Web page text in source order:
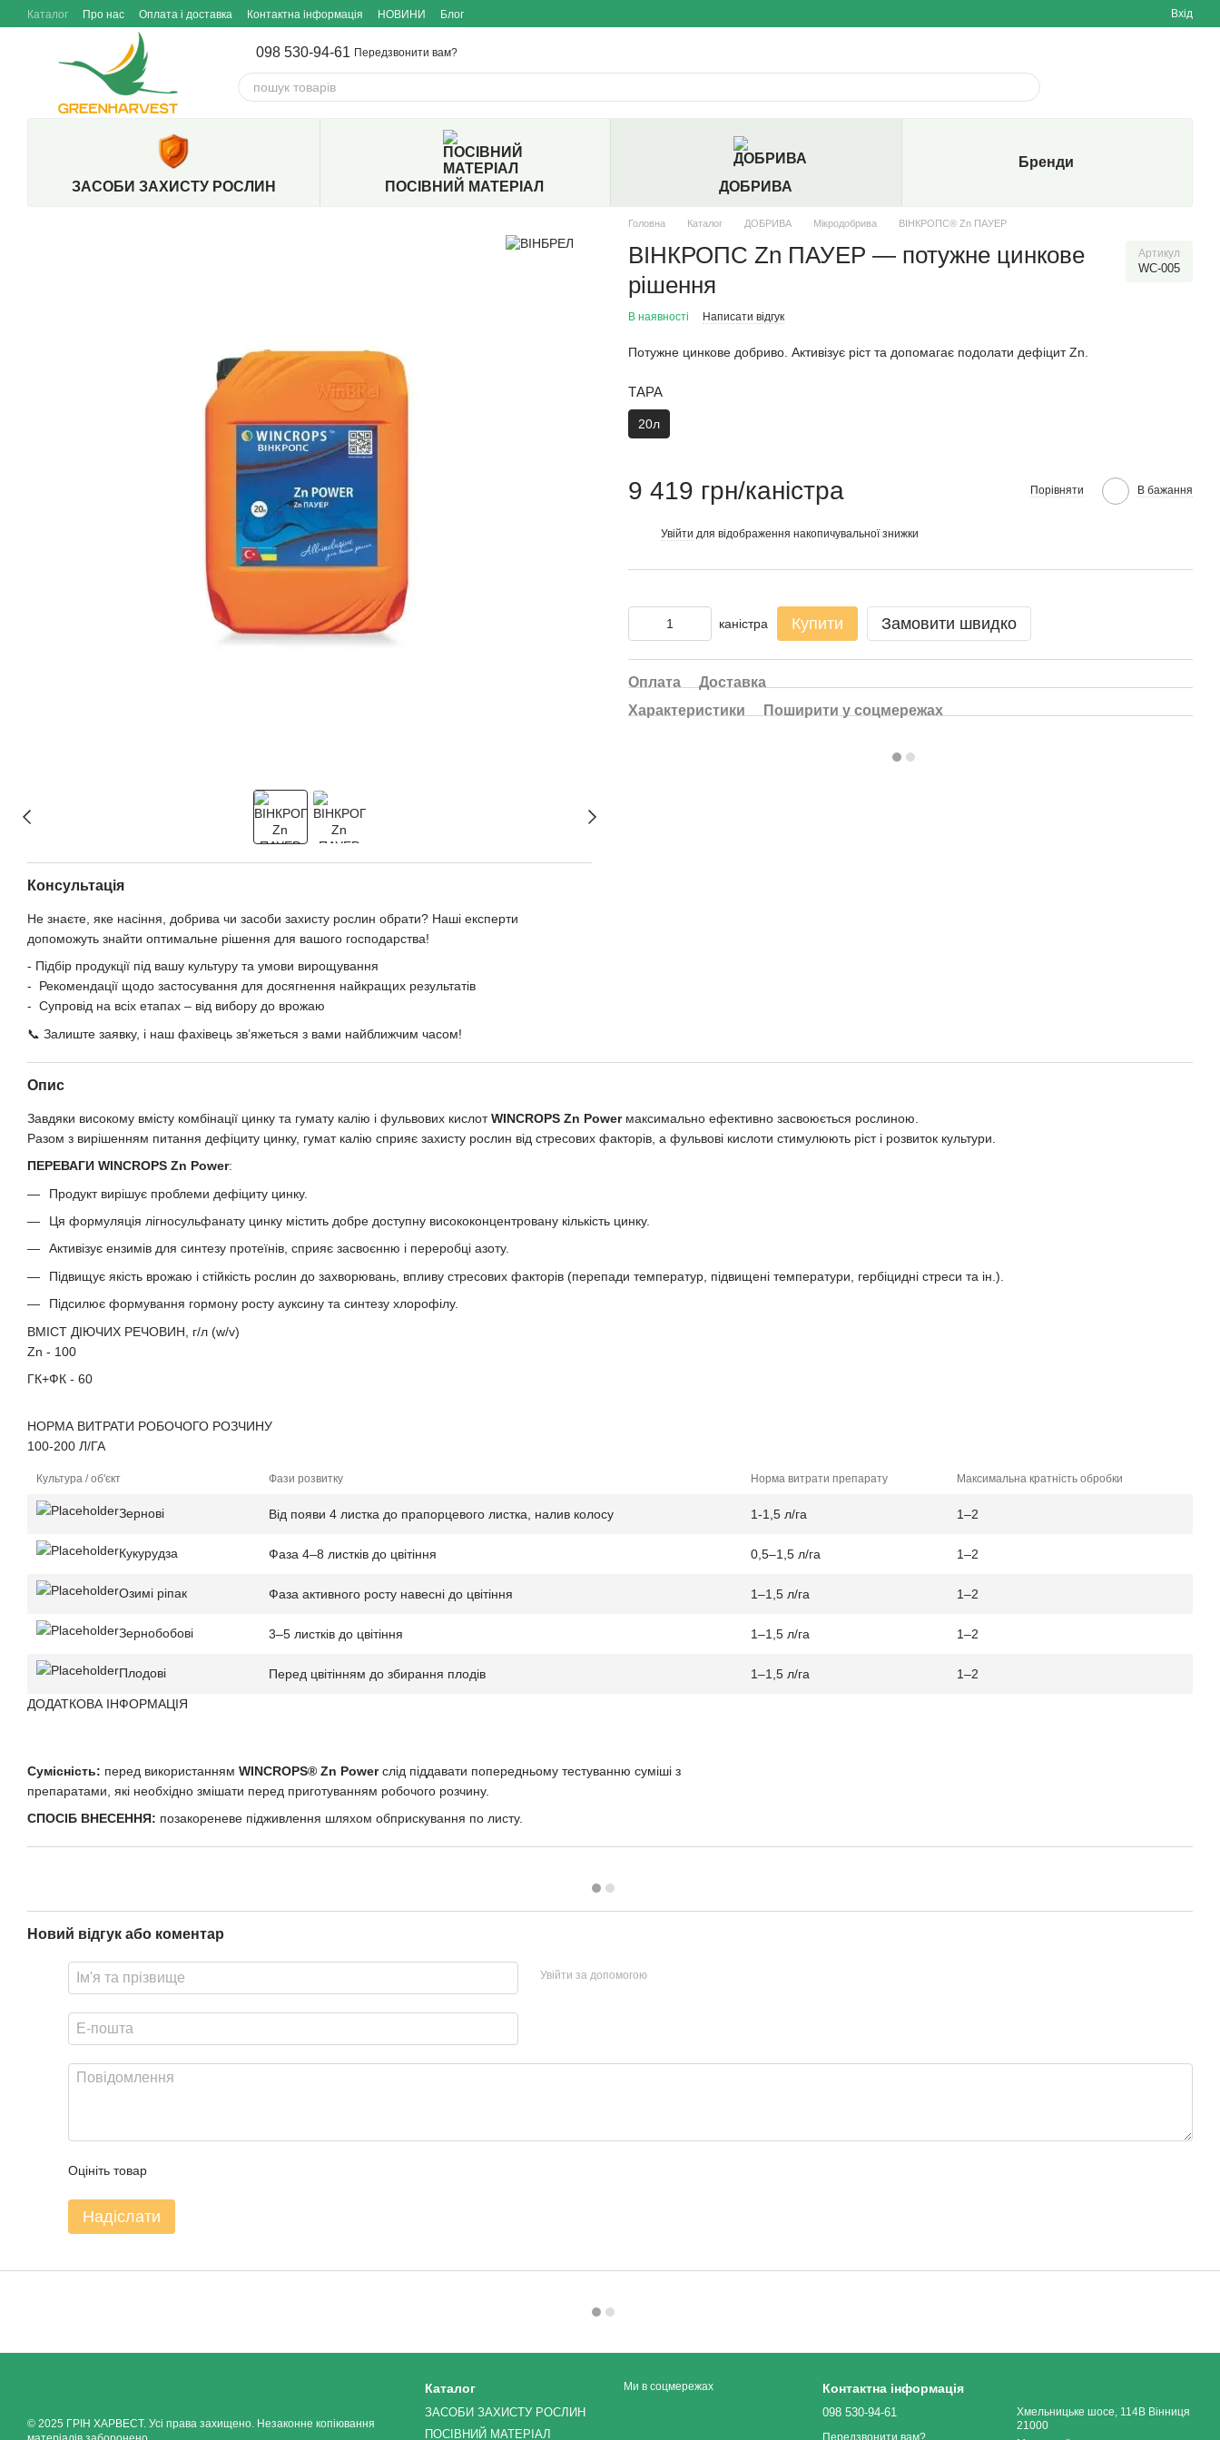
Перейти до основного контенту
Каталог Про нас Оплата і доставка Контактна інформація НОВИНИ Блог Вхід
098 530-94-61 Передзвонити вам?
ЗАСОБИ ЗАХИСТУ РОСЛИН ПОСІВНИЙ МАТЕРІАЛ ДОБРИВА
Бренди
Консультація
Не знаєте, яке насіння, добрива чи засоби захисту рослин обрати? Наші експерти
допоможуть знайти оптимальне рішення для вашого господарства!
- Підбір продукції під вашу культуру та умови вирощування
- Рекомендації щодо застосування для досягнення найкращих результатів
- Супровід на всіх етапах – від вибору до врожаю
📞 Залиште заявку, і наш фахівець зв’яжеться з вами найближчим часом!
Головна Каталог ДОБРИВА Мікродобрива ВІНКРОПС® Zn ПАУЕР
ВІНКРОПС Zn ПАУЕР — потужне цинкове
рішення
Артикул
WC-005
В наявності Написати відгук
Потужне цинкове добриво. Активізує ріст та допомагає подолати дефіцит Zn.
ТАРА
20л
9 419 грн/каністра Порівняти В бажання
Увійти для відображення накопичувальної знижки
каністра Купити Замовити швидко
Оплата
Доставка
Характеристики
Поширити у соцмережах
Опис
Завдяки високому вмісту комбінації цинку та гумату калію і фульвових кислотWINCROPS Zn Powerмаксимально ефективно засвоюється рослиною.
Разом з вирішенням питання дефіциту цинку, гумат калію сприяє захисту рослин від стресових факторів, а фульвові кислоти стимулюють ріст і розвиток культури.
ПЕРЕВАГИ WINCROPS Zn Power:
Продукт вирішує проблеми дефіциту цинку.
Ця формуляція лігносульфанату цинку містить добре доступну висококонцентровану кількість цинку.
Активізує ензимів для синтезу протеїнів, сприяє засвоєнню і переробці азоту.
Підвищує якість врожаю і стійкість рослин до захворювань, впливу стресових факторів (перепади температур, підвищені температури, гербіцидні стреси та ін.).
Підсилює формування гормону росту ауксину та синтезу хлорофілу.
ВМІСТ ДІЮЧИХ РЕЧОВИН, г/л (w/v)
Zn - 100
ГК+ФК - 60
НОРМА ВИТРАТИ РОБОЧОГО РОЗЧИНУ
100-200 Л/ГА
Культура / об'єкт Фази розвитку Норма витрати препарату Максимальна кратність обробки
Зернові Від появи 4 листка до прапорцевого листка, налив колосу 1-1,5 л/га 1–2
Кукурудза Фаза 4–8 листків до цвітіння 0,5–1,5 л/га 1–2
Озимі ріпак Фаза активного росту навесні до цвітіння 1–1,5 л/га 1–2
Зернобобові 3–5 листків до цвітіння 1–1,5 л/га 1–2
Плодові Перед цвітінням до збирання плодів 1–1,5 л/га 1–2
ДОДАТКОВА ІНФОРМАЦІЯ
Cумісність: перед використанням WINCROPS® Zn Power слід піддавати попередньому тестуванню суміші з
препаратами, які необхідно змішати перед приготуванням робочого розчину.
СПОСІБ ВНЕСЕННЯ: позакореневе підживлення шляхом обприскування по листу.
Новий відгук або коментар
Увійти за допомогою
Оцініть товар
Надіслати
© 2025 ГРІН ХАРВЕСТ. Усі права захищено. Незаконне копіювання
Каталог
ЗАСОБИ ЗАХИСТУ РОСЛИН
ПОСІВНИЙ МАТЕРІАЛ
Ми в соцмережах Контактна інформація
098 530-94-61
Передзвонити вам?
Хмельницьке шосе, 114В Вінниця
21000